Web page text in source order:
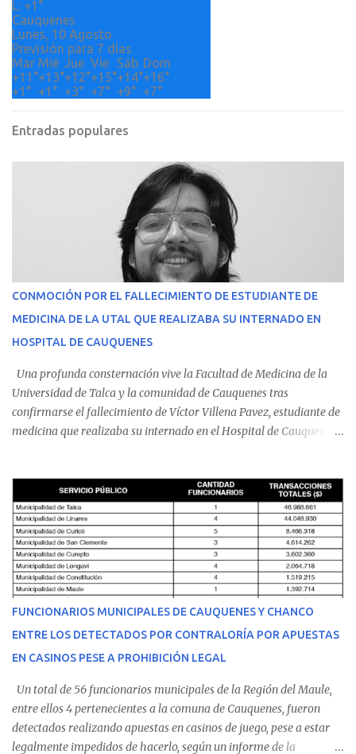
L: +1°
Cauquenes
Lunes, 10 Agosto
Previsión para 7 días
Mar Mié Jue Vie Sáb Dom
+11°+13°+12°+15°+14°+16°
+1° +1° +3° +7° +9° +7°
Entradas populares
CONMOCIÓN POR EL FALLECIMIENTO DE ESTUDIANTE DE
MEDICINA DE LA UTAL QUE REALIZABA SU INTERNADO EN
HOSPITAL DE CAUQUENES
Una profunda consternación vive la Facultad de Medicina de la
Universidad de Talca y la comunidad de Cauquenes tras
confirmarse el fallecimiento de Víctor Villena Pavez, estudiante de
medicina que realizaba su internado en el Hospital de Cauquenes.
malestares físicos. Dada la complejidad de su estado de salud, el
equipo médico determinó su traslado de urgencia al Hospital
Regional de Talca y dado la urgencia la ambulancia partió hacia
Talca con escolta de Carabineros. En medio del traslado, el
estudiante de medicina de 25 años, se agravó y pese a los esfuerzos
del personal de emergencia terminó falleciendo, sin alcanzar a
recibir atención especializada en el centro de destino. Apenas se
conoció la gravedad de su condición, sus padres —residentes en
Villarrica— se trasladaron a Cauquenes con la esperanza de una
evolución favorable. No obstante, alrededo...
FUNCIONARIOS MUNICIPALES DE CAUQUENES Y CHANCO
ENTRE LOS DETECTADOS POR CONTRALORÍA POR APUESTAS
EN CASINOS PESE A PROHIBICIÓN LEGAL
Un total de 56 funcionarios municipales de la Región del Maule,
entre ellos 4 pertenecientes a la comuna de Cauquenes, fueron
detectados realizando apuestas en casinos de juego, pese a estar
legalmente impedidos de hacerlo, según un informe de la